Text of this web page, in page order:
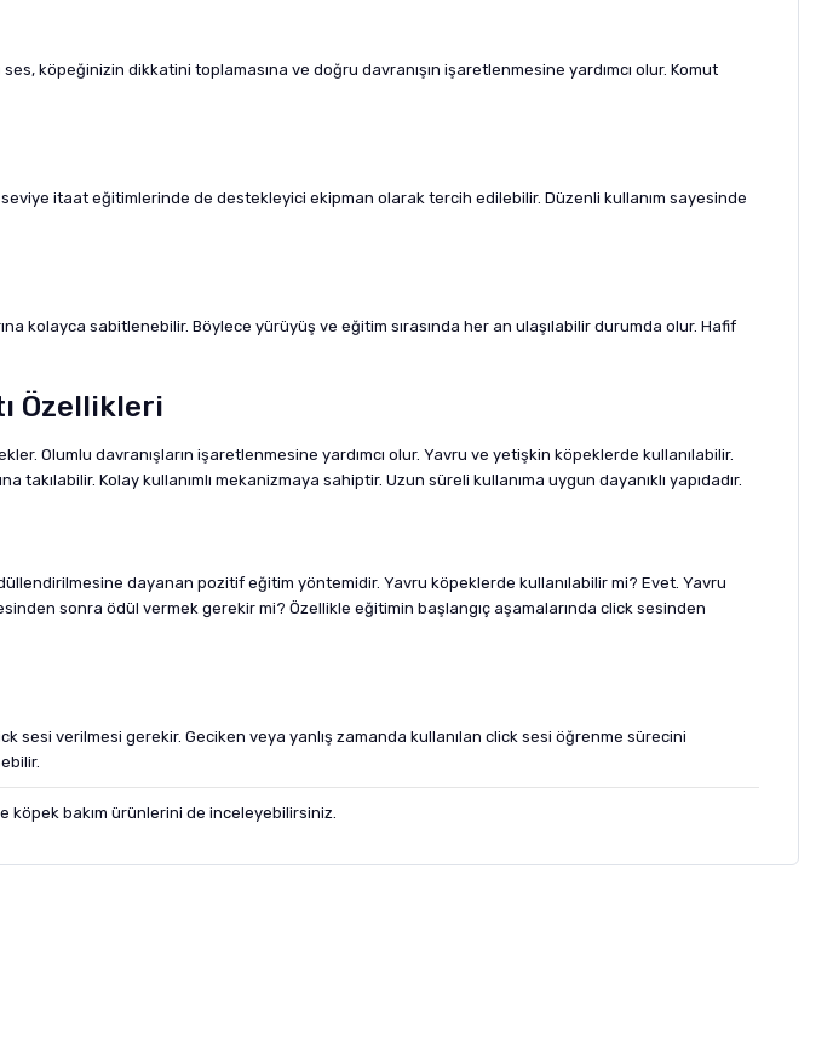
köpeğinizin dikkatini toplamasına ve doğru davranışın işaretlenmesine yardımcı olur. Komut
itaat eğitimlerinde de destekleyici ekipman olarak tercih edilebilir. Düzenli kullanım sayesinde
kolayca sabitlenebilir. Böylece yürüyüş ve eğitim sırasında her an ulaşılabilir durumda olur. Hafif
Özellikleri
Olumlu davranışların işaretlenmesine yardımcı olur. Yavru ve yetişkin köpeklerde kullanılabilir.
Kolay kullanımlı mekanizmaya sahiptir. Uzun süreli kullanıma uygun dayanıklı yapıdadır.
dayanan pozitif eğitim yöntemidir. Yavru köpeklerde kullanılabilir mi? Evet. Yavru
sonra ödül vermek gerekir mi? Özellikle eğitimin başlangıç aşamalarında click sesinden
sesi verilmesi gerekir. Geciken veya yanlış zamanda kullanılan click sesi öğrenme sürecini
köpek bakım ürünlerini de inceleyebilirsiniz.